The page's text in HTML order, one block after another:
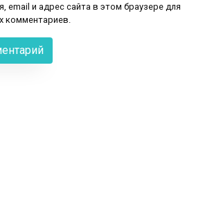
email и адрес сайта в этом браузере для
комментариев.